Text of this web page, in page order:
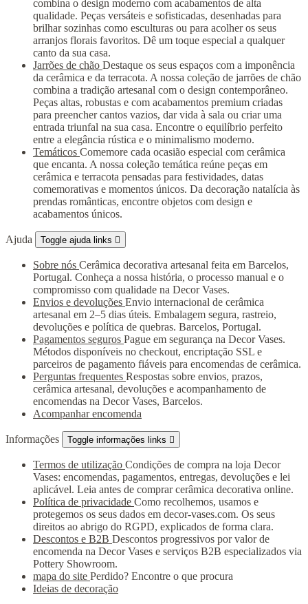
combina o design moderno com acabamentos de alta
qualidade. Peças versáteis e sofisticadas, desenhadas para
brilhar sozinhas como esculturas ou para acolher os seus
arranjos florais favoritos. Dê um toque especial a qualquer
canto da sua casa.
Jarrões de chão Destaque os seus espaços com a imponência
da cerâmica e da terracota. A nossa coleção de jarrões de chão
combina a tradição artesanal com o design contemporâneo.
Peças altas, robustas e com acabamentos premium criadas
para preencher cantos vazios, dar vida à sala ou criar uma
entrada triunfal na sua casa. Encontre o equilíbrio perfeito
entre a elegância rústica e o minimalismo moderno.
Temáticos Comemore cada ocasião especial com cerâmica
que encanta. A nossa coleção temática reúne peças em
cerâmica e terracota pensadas para festividades, datas
comemorativas e momentos únicos. Da decoração natalícia às
prendas românticas, encontre objetos com design e
acabamentos únicos.
Ajuda Toggle ajuda links 
Sobre nós Cerâmica decorativa artesanal feita em Barcelos,
Portugal. Conheça a nossa história, o processo manual e o
compromisso com qualidade na Decor Vases.
Envios e devoluções Envio internacional de cerâmica
artesanal em 2–5 dias úteis. Embalagem segura, rastreio,
devoluções e política de quebras. Barcelos, Portugal.
Pagamentos seguros Pague em segurança na Decor Vases.
Métodos disponíveis no checkout, encriptação SSL e
parceiros de pagamento fiáveis para encomendas de cerâmica.
Perguntas frequentes Respostas sobre envios, prazos,
cerâmica artesanal, devoluções e acompanhamento de
encomendas na Decor Vases, Barcelos.
Acompanhar encomenda
Informações Toggle informações links 
Termos de utilização Condições de compra na loja Decor
Vases: encomendas, pagamentos, entregas, devoluções e lei
aplicável. Leia antes de comprar cerâmica decorativa online.
Política de privacidade Como recolhemos, usamos e
protegemos os seus dados em decor-vases.com. Os seus
direitos ao abrigo do RGPD, explicados de forma clara.
Descontos e B2B Descontos progressivos por valor de
encomenda na Decor Vases e serviços B2B especializados via
Pottery Showroom.
mapa do site Perdido? Encontre o que procura
Ideias de decoração